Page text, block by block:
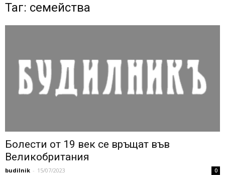
Таг: семейства
Болести от 19 век се връщат във
Великобритания
budilnik - 15/07/2023 0